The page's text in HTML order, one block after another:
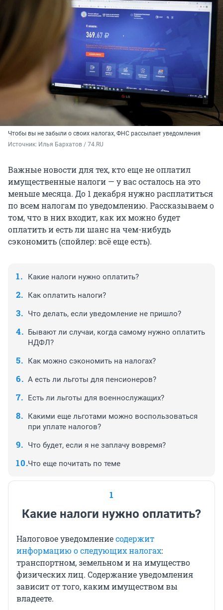
Чтобы вы не забыли о своих налогах, ФНС рассылает уведомления
Источник: Илья Бархатов / 74.RU
Важные новости для тех, кто еще не оплатил
имущественные налоги — у вас осталось на это
меньше месяца. До 1 декабря нужно расплатиться
по всем налогам по уведомлению. Рассказываем о
том, что в них входит, как их можно будет
оплатить и есть ли шанс на чем-нибудь
сэкономить (спойлер: всё еще есть).
Какие налоги нужно оплатить?
Как оплатить налоги?
Что делать, если уведомление не пришло?
Бывают ли случаи, когда самому нужно оплатить
НДФЛ?
Как можно сэкономить на налогах?
А есть ли льготы для пенсионеров?
Есть ли льготы для военнослужащих?
Какими еще льготами можно воспользоваться
при уплате налогов?
Что будет, если я не заплачу вовремя?
Что еще почитать по теме
1
Какие налоги нужно оплатить?
Налоговое уведомлениесодержит
информацию о следующих налогах:
транспортном, земельном и на имущество
физических лиц. Содержание уведомления
зависит от того, каким имуществом вы
владеете.